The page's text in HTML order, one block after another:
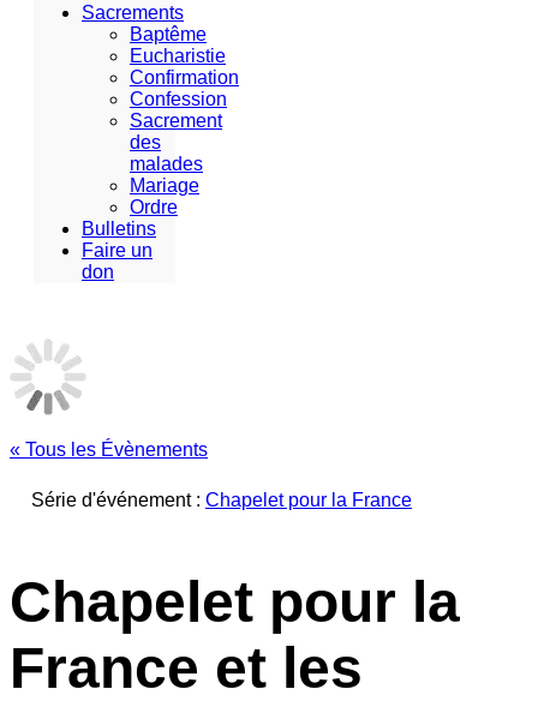
Sacrements
Baptême
Eucharistie
Confirmation
Confession
Sacrement
des
malades
Mariage
Ordre
Bulletins
Faire un
don
« Tous les Évènements
Série d'événement : Chapelet pour la France
Chapelet pour la
France et les